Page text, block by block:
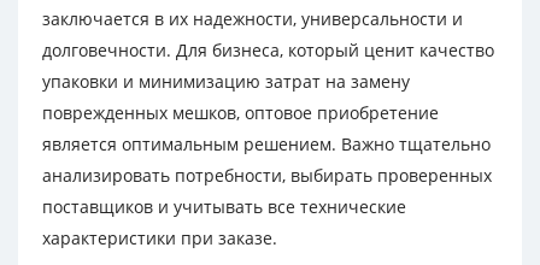
заключается в их надежности, универсальности и
долговечности. Для бизнеса, который ценит качество
упаковки и минимизацию затрат на замену
поврежденных мешков, оптовое приобретение
является оптимальным решением. Важно тщательно
анализировать потребности, выбирать проверенных
поставщиков и учитывать все технические
характеристики при заказе.